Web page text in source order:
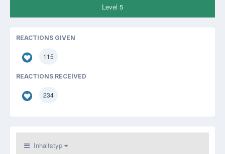
Level 5
REACTIONS GIVEN
115
REACTIONS RECEIVED
234
Inhaltstyp